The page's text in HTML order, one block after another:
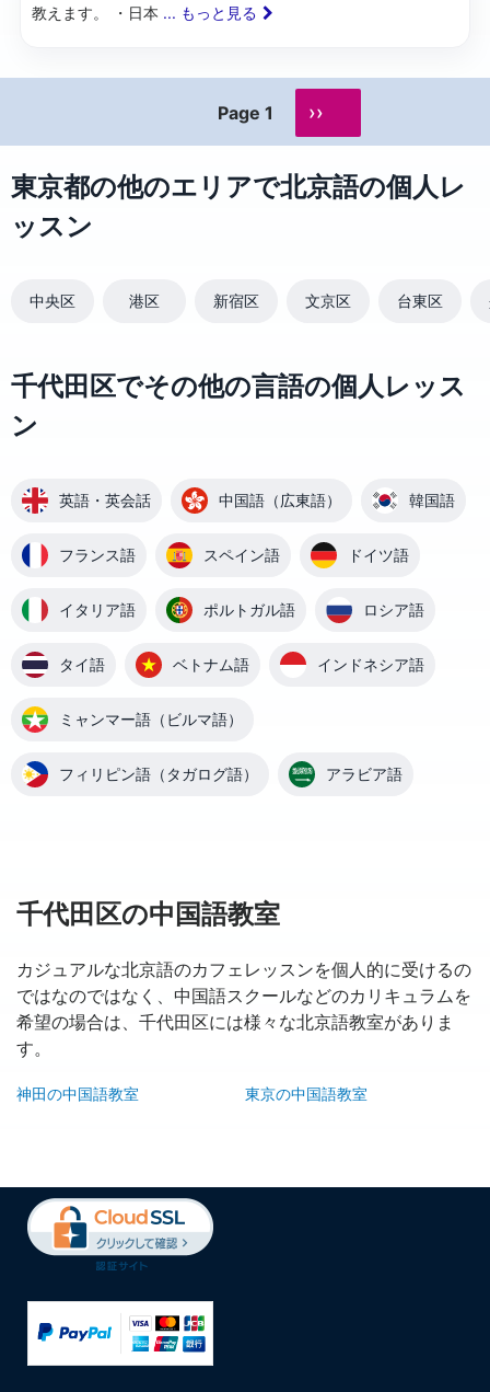
教えます。 ・日本 ... もっと見る
Page 1 ››
東京都の他のエリアで北京語の個人レ
ッスン
中央区 港区 新宿区 文京区 台東区
千代田区でその他の言語の個人レッス
ン
英語・英会話 中国語（広東語） 韓国語
フランス語 スペイン語 ドイツ語
イタリア語 ポルトガル語 ロシア語
タイ語 ベトナム語 インドネシア語
ミャンマー語（ビルマ語）
フィリピン語（タガログ語） アラビア語
千代田区の中国語教室
カジュアルな北京語のカフェレッスンを個人的に受けるの
ではなのではなく、中国語スクールなどのカリキュラムを
希望の場合は、千代田区には様々な北京語教室がありま
す。
神田の中国語教室 東京の中国語教室